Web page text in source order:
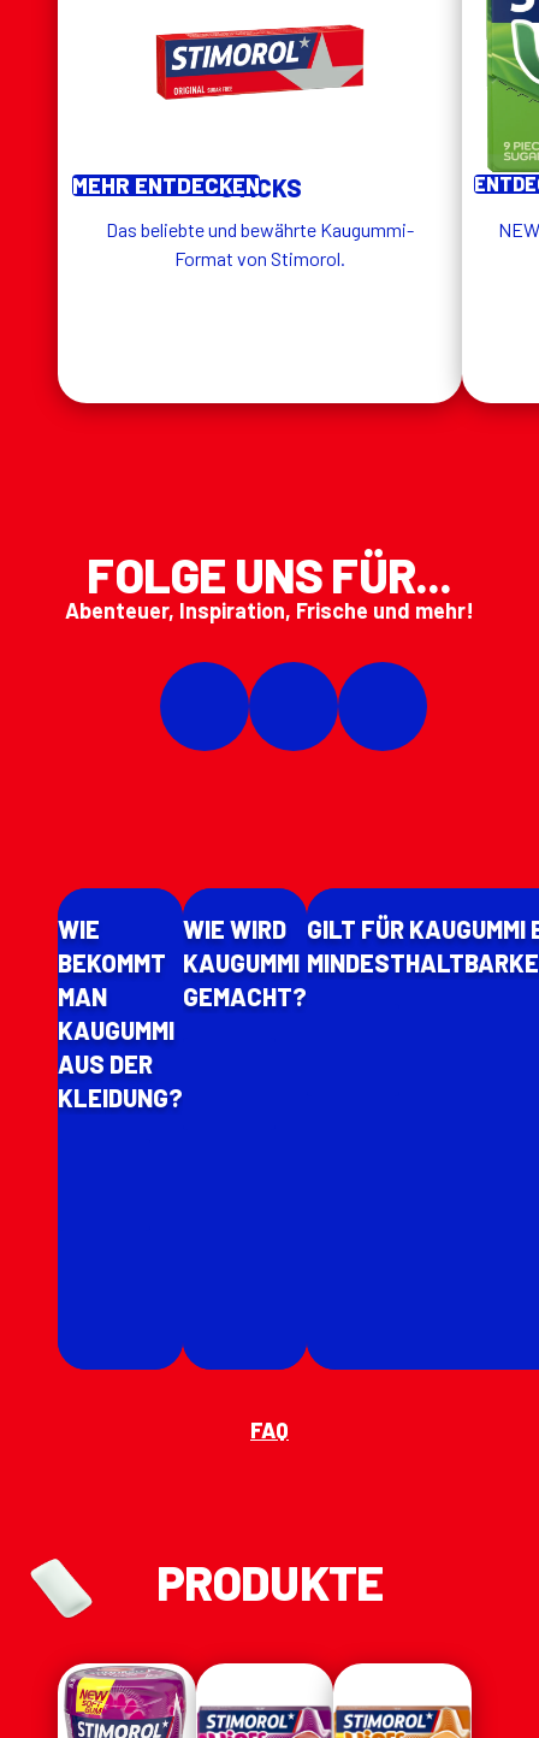
STICKS
Das beliebte und bewährte Kaugummi-
Format von Stimorol.
MEHR ENTDECKEN
FOLGE UNS FÜR...
Abenteuer, Inspiration, Frische und mehr!
WIE
BEKOMMT
MAN
KAUGUMMI
AUS DER
KLEIDUNG?
WIE WIRD
KAUGUMMI
GEMACHT?
GILT FÜR KAUGUMMI
FAQ
PRODUKTE